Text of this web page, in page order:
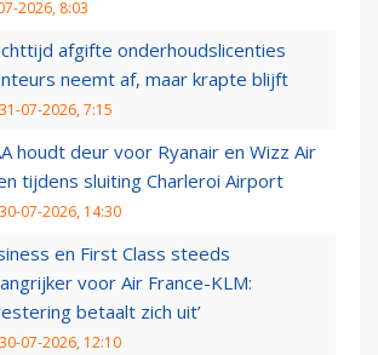
2026, 8:03
afgifte onderhoudslicenties
neemt af, maar krapte blijft
31-07-2026, 7:15
houdt deur voor Ryanair en Wizz Air
tijdens sluiting Charleroi Airport
30-07-2026, 14:30
en First Class steeds
voor Air France-KLM:
betaalt zich uit’
30-07-2026, 12:10